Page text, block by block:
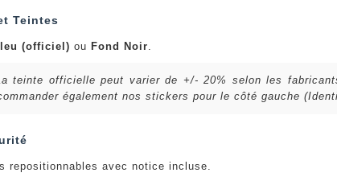
Teintes
(officiel) ou Fond Noir
teinte officielle peut varier de +/- 20% selon les
également nos stickers pour le côté gauche
repositionnables avec notice incluse.